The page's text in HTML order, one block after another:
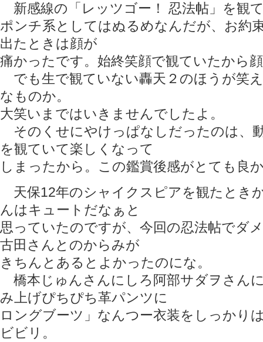
新感線の「レッツゴー！ 忍法帖」を観
ポンチ系としてはぬるめなんだが、お約
出たときは顔が
痛かったです。始終笑顔で観ていたから
でも生で観ていない轟天２のほうが笑
なものか。
大笑いまではいきませんでしたよ。
そのくせにやけっぱなしだったのは、
を観ていて楽しくなって
しまったから。この鑑賞後感がとても良
天保12年のシャイクスピアを観たとき
んはキュートだなぁと
思っていたのですが、今回の忍法帖でダ
古田さんとのからみが
きちんとあるとよかったのにな。
橋本じゅんさんにしろ阿部サダヲさん
み上げぴちぴち革パンツに
ロングブーツ」なんつー衣装をしっかり
ビビリ。